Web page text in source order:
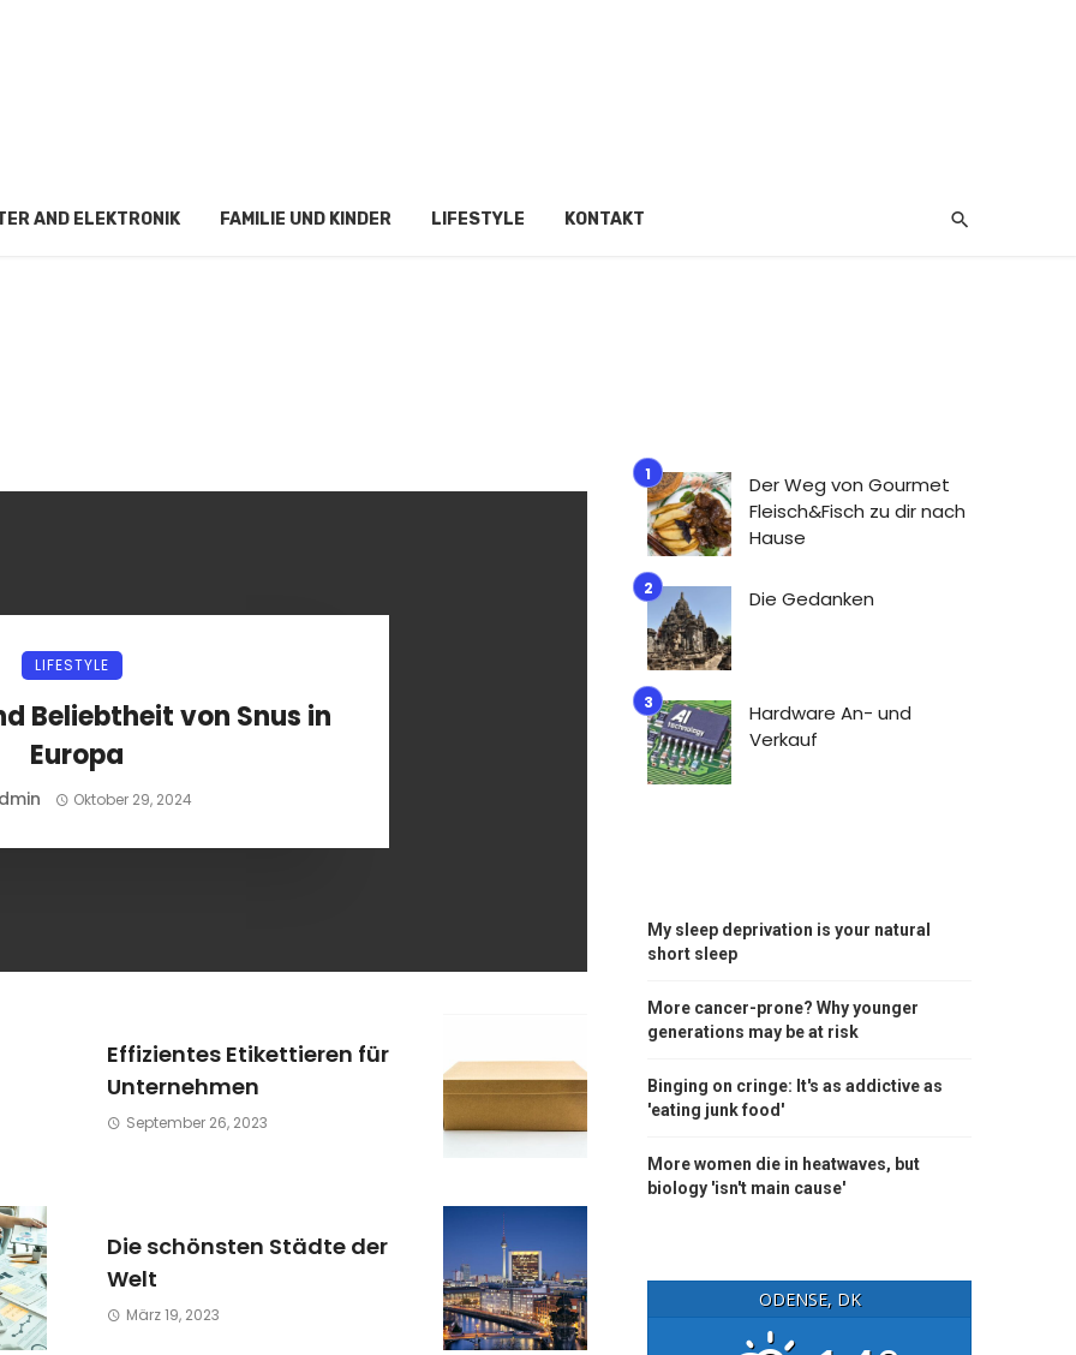
AND ELEKTRONIK FAMILIE UND KINDER LIFESTYLE KONTAKT
von Snus in
LIFESTYLE
Beliebtheit von Snus in
Europa
Oktober 29, 2024
Effizientes Etikettieren für
Unternehmen
September 26, 2023
Die schönsten Städte der
Welt
März 19, 2023
Der Weg von Gourmet
Fleisch&Fisch zu dir nach
Hause
Die Gedanken
Hardware An- und
Verkauf
My sleep deprivation is your natural
short sleep
More cancer-prone? Why younger
generations may be at risk
Binging on cringe: It's as addictive as
'eating junk food'
More women die in heatwaves, but
biology 'isn't main cause'
ODENSE, DK